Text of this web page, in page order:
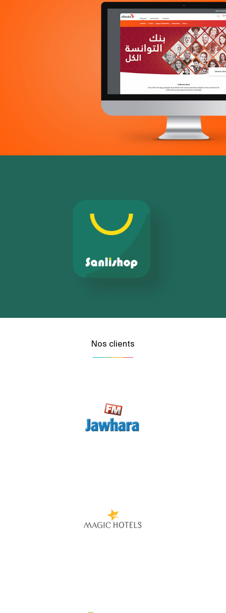
Nos clients